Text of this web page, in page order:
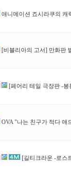
애니메이션 죠시라쿠의 캐
[비블리아의 고서] 만화판
[페어리 테일 극장판 -
OVA "나는 친구가 적다 애
[길티크라운 -로스